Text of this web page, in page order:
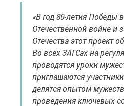
«В год 80-летия Победы
Отечественной войне и
Отечества этот проект
Во всех ЗАГСах на
проводятся уроки
приглашаются
делятся опытом
проведения ключевых